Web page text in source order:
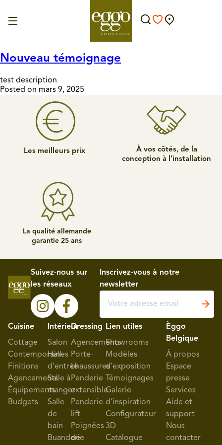
Nouveau témoignage
test description
Posted on mars 9, 2025
Les meilleurs prix
À vos côtés, de la
conception à l'installation
La qualité allemande
garantie 25 ans
Suivez-nous sur
les réseaux
Inscrivez-vous à notre
newsletter
Cuisine
Cottage
Contemporaines
Finitions
Agencements
Équipements
Budgets
Intérieur
Salon
Hall
d’entrée
Salle à
manger
Salle
de
bain
Buanderie
Dressing
Agencements
Porte-
chaussures
Penderie
extensible
Penderie
lift
Poignées
de
Lien utiles
Showrooms
Modèles
d’exposition
Témoignages
Galerie
d’inspiration
Configurateur
3D
Catalogue
Èggo
Belgique
À propos
Espace
presse
Services
Aide et
support
Nous
contacter